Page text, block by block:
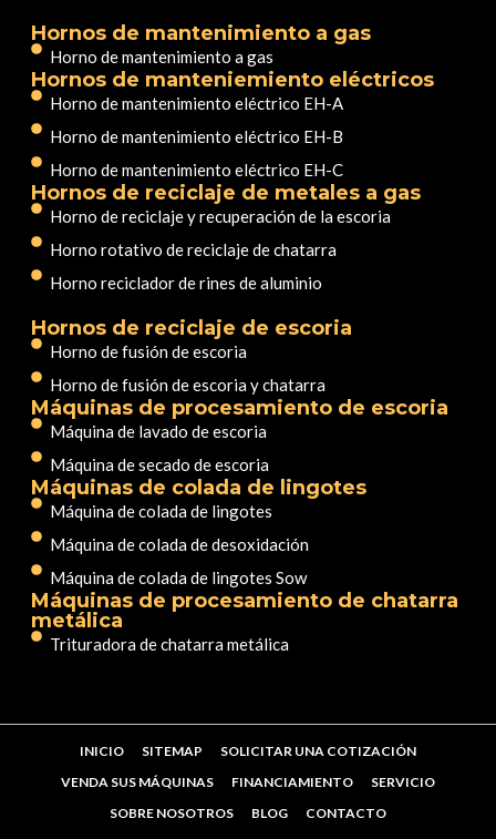
Hornos de mantenimiento a gas
Horno de mantenimiento a gas
Hornos de manteniemiento eléctricos
Horno de mantenimiento eléctrico EH-A
Horno de mantenimiento eléctrico EH-B
Horno de mantenimiento eléctrico EH-C
Hornos de reciclaje de metales a gas
Horno de reciclaje y recuperación de la escoria
Horno rotativo de reciclaje de chatarra
Horno reciclador de rines de aluminio
Hornos de reciclaje de escoria
Horno de fusión de escoria
Horno de fusión de escoria y chatarra
Máquinas de procesamiento de escoria
Máquina de lavado de escoria
Máquina de secado de escoria
Máquinas de colada de lingotes
Máquina de colada de lingotes
Máquina de colada de desoxidación
Máquina de colada de lingotes Sow
Máquinas de procesamiento de chatarra
metálica
Trituradora de chatarra metálica
INICIO SITEMAP
SOLICITAR UNA COTIZACIÓN
VENDA SUS MÁQUINAS
FINANCIAMIENTO
SERVICIO
SOBRE NOSOTROS
BLOG CONTACTO